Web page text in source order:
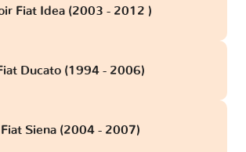
Fiat Idea (2003 - 2012 )
Ducato (1994 - 2006)
Fiat Siena (2004 - 2007)